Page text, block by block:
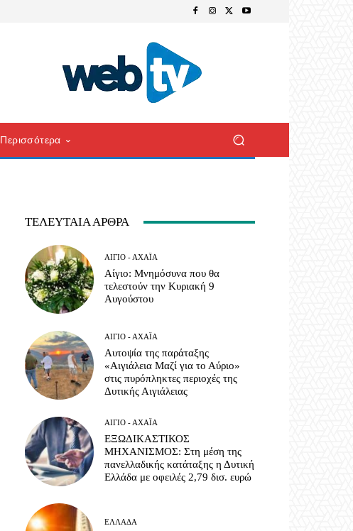
Περισσότερα
ΤΕΛΕΥΤΑΊΑ ΆΡΘΡΑ
ΑΊΓΙΟ - ΑΧΑΪ́Α
Αίγιο: Μνημόσυνα που θα
τελεστούν την Κυριακή 9
Αυγούστου
ΑΊΓΙΟ - ΑΧΑΪ́Α
Αυτοψία της παράταξης
«Αιγιάλεια Μαζί για το Αύριο»
στις πυρόπληκτες περιοχές της
Δυτικής Αιγιάλειας
ΑΊΓΙΟ - ΑΧΑΪ́Α
ΕΞΩΔΙΚΑΣΤΙΚΟΣ
ΜΗΧΑΝΙΣΜΟΣ: Στη μέση της
πανελλαδικής κατάταξης η Δυτική
Ελλάδα με οφειλές 2,79 δισ. ευρώ
ΕΛΛΆΔΑ